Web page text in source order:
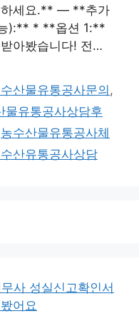
하세요.** — **추가
):** * **옵션 1:**
아봤습니다! 전…
산물유통공사문의 ,
물유통공사상담후
농수산물유통공사체
산유통공사상담
사 성실신고확인서
어요